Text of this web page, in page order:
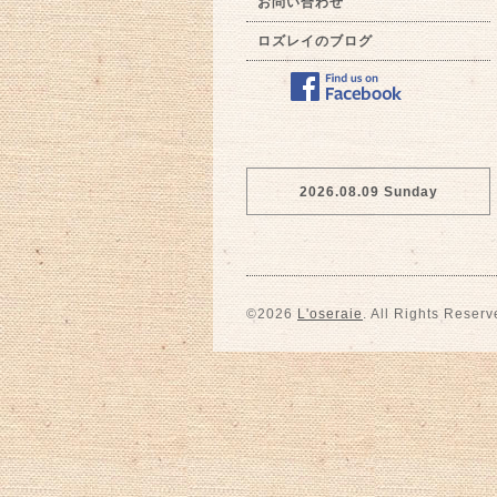
ロズレイのブログ
2026.08.09 Sunday
©2026 L'oseraie . All Rights